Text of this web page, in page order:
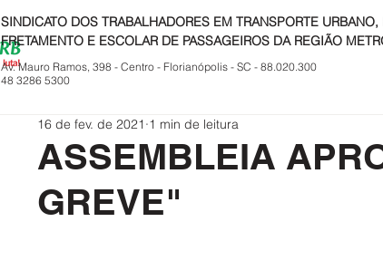
SINDICATO DOS TRABALHADORES EM TRANSPORTE
FRETAMENTO E ESCOLAR DE PASSAGEIROS DA REGIÃO
Av. Mauro Ramos, 398 - Centro - Florianópolis - SC - 88.020.300
48 3286 5300
ASSEMBLEIA
GREVE"
16 de fev. de 2021 1 min de leitura